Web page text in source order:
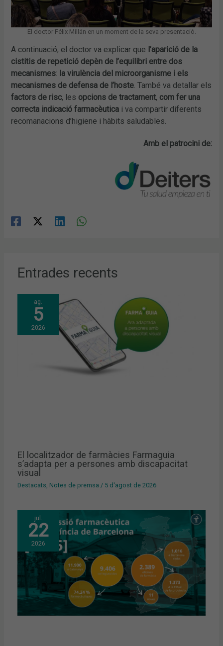
El doctor Félix Millán en un moment de la seva presentació.
A continuació, el doctor va explicar que l’aparició de la
cistitis de repetició depèn de l’equilibri entre dos
mecanismes: la virulència del microorganisme i els
mecanismes de defensa de l’hoste . També va detallar els
factors de risc, les opcions de tractament, com fer una
correcta indicació farmacèutica i va compartir diferents
recomanacions d’higiene i hàbits saludables.
Amb el patrocini de:
Entrades recents
ag.
5
2026
El localitzador de farmàcies Farmaguia
s’adapta per a persones amb discapacitat
visual
Destacats, Notes de premsa / 5 d'agost de 2026
jul.
22
2026